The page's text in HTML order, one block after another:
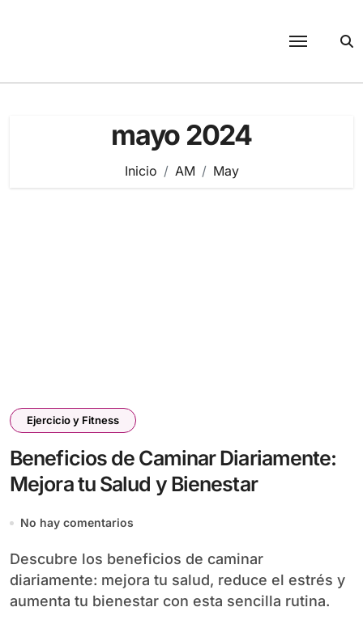
mayo 2024
Inicio AM May
Ejercicio y Fitness
Beneficios de Caminar Diariamente:
Mejora tu Salud y Bienestar
No hay comentarios
Descubre los beneficios de caminar
diariamente: mejora tu salud, reduce el estrés y
aumenta tu bienestar con esta sencilla rutina.